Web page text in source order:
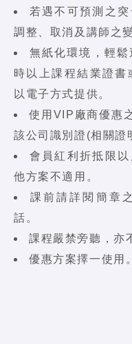
若遇不可預測之
調整、取消及講師之
無紙化環境，輕
時以上課程結業證書
以電子方式提供。
使用VIP廠商優惠
該公司識別證(相關證
會員紅利折抵限
他方案不適用。
課前請詳閱簡章
話。
課程嚴禁旁聽，亦
優惠方案擇一使用。